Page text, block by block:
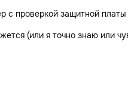
с проверкой защитной платы
(или я точно знаю или